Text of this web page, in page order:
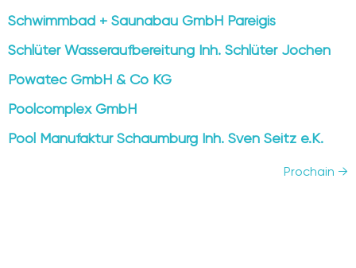
Schwimmbad + Saunabau GmbH Pareigis
Schlüter Wasseraufbereitung Inh. Schlüter Jochen
Powatec GmbH & Co KG
Poolcomplex GmbH
Pool Manufaktur Schaumburg Inh. Sven Seitz e.K.
Prochain →